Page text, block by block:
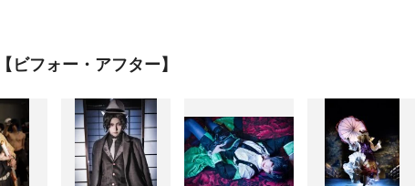
ビフォー・アフター】